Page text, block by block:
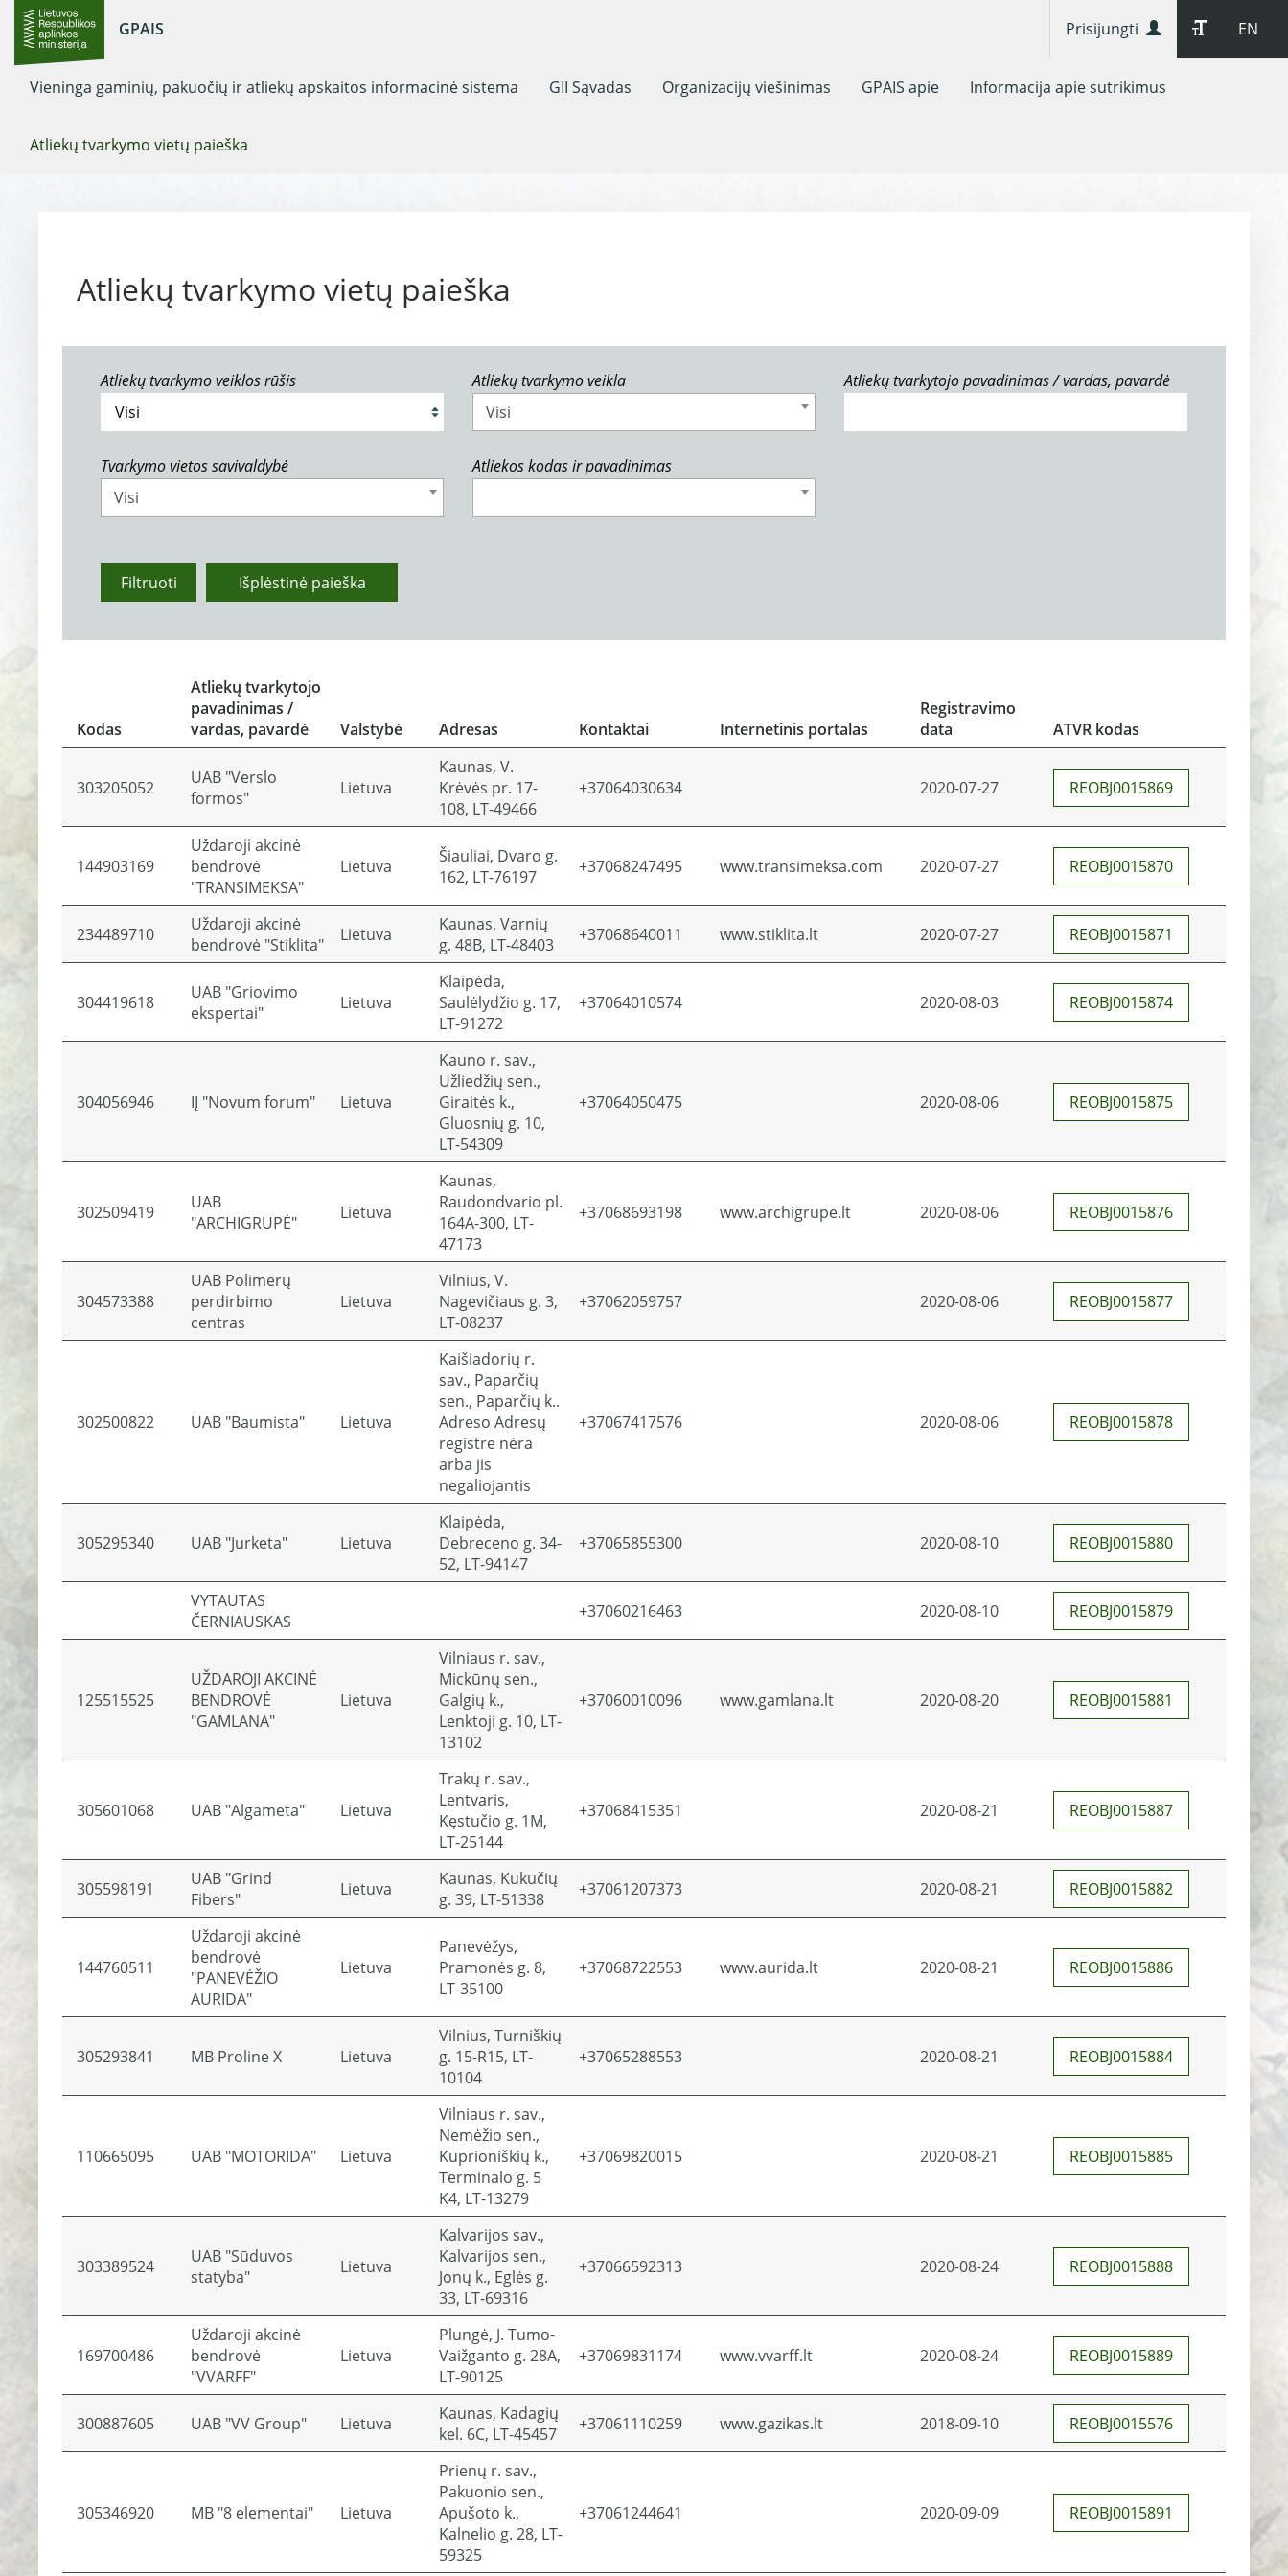
GPAIS EN
Prisijungti
Vieninga gaminių, pakuočių ir atliekų apskaitos informacinė sistema GII Sąvadas Organizacijų viešinimas GPAIS apie Informacija apie sutrikimus
Atliekų tvarkymo vietų paieška
Atliekų tvarkymo vietų paieška
Atliekų tvarkymo veiklos rūšis
Atliekų tvarkymo veikla
Visi
Atliekų tvarkytojo pavadinimas / vardas, pavardė
Tvarkymo vietos savivaldybė
Visi
Atliekos kodas ir pavadinimas
Filtruoti Išplėstinė paieška
Kodas
Atliekų tvarkytojo
pavadinimas /
vardas, pavardė
Valstybė Adresas Kontaktai Internetinis portalas
Registravimo
data
ATVR kodas
303205052
UAB "Verslo
formos"
Lietuva
Kaunas, V.
Krėvės pr. 17-
108, LT-49466
+37064030634 2020-07-27 REOBJ0015869
144903169
Uždaroji akcinė
bendrovė
"TRANSIMEKSA"
Lietuva
Šiauliai, Dvaro g.
162, LT-76197
+37068247495 www.transimeksa.com 2020-07-27 REOBJ0015870
234489710
Uždaroji akcinė
bendrovė "Stiklita"
Lietuva
Kaunas, Varnių
g. 48B, LT-48403
+37068640011 www.stiklita.lt 2020-07-27 REOBJ0015871
304419618
UAB "Griovimo
ekspertai"
Lietuva
Klaipėda,
Saulėlydžio g. 17,
LT-91272
+37064010574 2020-08-03 REOBJ0015874
304056946 IĮ "Novum forum" Lietuva
Kauno r. sav.,
Užliedžių sen.,
Giraitės k.,
Gluosnių g. 10,
LT-54309
+37064050475 2020-08-06 REOBJ0015875
302509419
UAB
"ARCHIGRUPĖ"
Lietuva
Kaunas,
Raudondvario pl.
164A-300, LT-
47173
+37068693198 www.archigrupe.lt 2020-08-06 REOBJ0015876
304573388
UAB Polimerų
perdirbimo
centras
Lietuva
Vilnius, V.
Nagevičiaus g. 3,
LT-08237
+37062059757 2020-08-06 REOBJ0015877
302500822 UAB "Baumista" Lietuva
Kaišiadorių r.
sav., Paparčių
sen., Paparčių k..
Adreso Adresų
registre nėra
arba jis
negaliojantis
+37067417576 2020-08-06 REOBJ0015878
305295340 UAB "Jurketa" Lietuva
Klaipėda,
Debreceno g. 34-
52, LT-94147
+37065855300 2020-08-10 REOBJ0015880
VYTAUTAS
ČERNIAUSKAS
+37060216463 2020-08-10 REOBJ0015879
125515525
UŽDAROJI AKCINĖ
BENDROVĖ
"GAMLANA"
Lietuva
Vilniaus r. sav.,
Mickūnų sen.,
Galgių k.,
Lenktoji g. 10, LT-
13102
+37060010096 www.gamlana.lt 2020-08-20 REOBJ0015881
305601068 UAB "Algameta" Lietuva
Trakų r. sav.,
Lentvaris,
Kęstučio g. 1M,
LT-25144
+37068415351 2020-08-21 REOBJ0015887
305598191
UAB "Grind
Fibers"
Lietuva
Kaunas, Kukučių
g. 39, LT-51338
+37061207373 2020-08-21 REOBJ0015882
144760511
Uždaroji akcinė
bendrovė
"PANEVĖŽIO
AURIDA"
Lietuva
Panevėžys,
Pramonės g. 8,
LT-35100
+37068722553 www.aurida.lt 2020-08-21 REOBJ0015886
305293841 MB Proline X Lietuva
Vilnius, Turniškių
g. 15-R15, LT-
10104
+37065288553 2020-08-21 REOBJ0015884
110665095 UAB "MOTORIDA" Lietuva
Vilniaus r. sav.,
Nemėžio sen.,
Kuprioniškių k.,
Terminalo g. 5
K4, LT-13279
+37069820015 2020-08-21 REOBJ0015885
303389524
UAB "Sūduvos
statyba"
Lietuva
Kalvarijos sav.,
Kalvarijos sen.,
Jonų k., Eglės g.
33, LT-69316
+37066592313 2020-08-24 REOBJ0015888
169700486
Uždaroji akcinė
bendrovė
"VVARFF"
Lietuva
Plungė, J. Tumo-
Vaižganto g. 28A,
LT-90125
+37069831174 www.vvarff.lt 2020-08-24 REOBJ0015889
300887605 UAB "VV Group" Lietuva
Kaunas, Kadagių
kel. 6C, LT-45457
+37061110259 www.gazikas.lt 2018-09-10 REOBJ0015576
305346920 MB "8 elementai" Lietuva
Prienų r. sav.,
Pakuonio sen.,
Apušoto k.,
Kalnelio g. 28, LT-
59325
+37061244641 2020-09-09 REOBJ0015891